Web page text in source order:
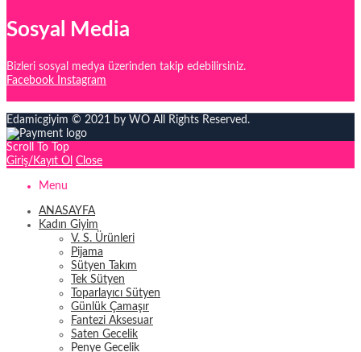
Sosyal Media
Bizleri sosyal medya üzerinden takip edebilirsiniz.
Facebook
Instagram
Edamicgiyim © 2021 by WO All Rights Reserved.
Scroll To Top
Giriş/Kayıt Ol Close
Menu
ANASAYFA
Kadın Giyim
V. S. Ürünleri
Pijama
Sütyen Takım
Tek Sütyen
Toparlayıcı Sütyen
Günlük Çamaşır
Fantezi Aksesuar
Saten Gecelik
Penye Gecelik